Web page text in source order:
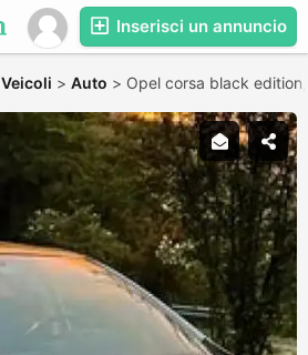
Inserisci un annuncio
Veicoli > Auto > Opel corsa black